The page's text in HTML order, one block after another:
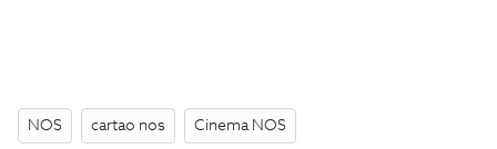
NOS cartao nos Cinema NOS